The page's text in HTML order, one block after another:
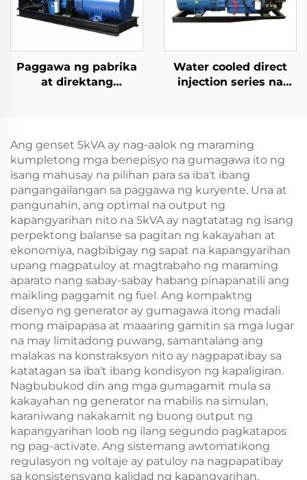
Paggawa ng pabrika
at direktang
generator set
Water cooled direct
injection series na
Ang genset 5kVA ay nag-aalok ng maraming
kumpletong mga benepisyo na gumagawa ito ng
isang mahusay na pilihan para sa iba't ibang
pangangailangan sa paggawa ng kuryente. Una at
pangunahin, ang optimal na output ng
kapangyarihan nito na 5kVA ay nagtatatag ng isang
perpektong balanse sa pagitan ng kakayahan at
ekonomiya, nagbibigay ng sapat na kapangyarihan
upang magpatuloy at magtrabaho ng maraming
aparato nang sabay-sabay habang pinapanatili ang
maikling paggamit ng fuel. Ang kompaktng
disenyo ng generator ay gumagawa itong madali
mong maipapasa at maaaring gamitin sa mga lugar
na may limitadong puwang, samantalang ang
malakas na konstraksyon nito ay nagpapatibay sa
katatagan sa iba't ibang kondisyon ng kapaligiran.
Nagbubukod din ang mga gumagamit mula sa
kakayahan ng generator na mabilis na simulan,
karaniwang nakakamit ng buong output ng
kapangyarihan loob ng ilang segundo pagkatapos
ng pag-activate. Ang sistemang awtomatikong
regulasyon ng voltaje ay patuloy na nagpapatibay
sa konsistensyang kalidad ng kapangyarihan,